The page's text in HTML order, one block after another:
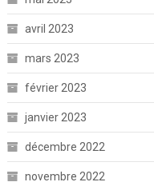
avril 2023
mars 2023
février 2023
janvier 2023
décembre 2022
novembre 2022